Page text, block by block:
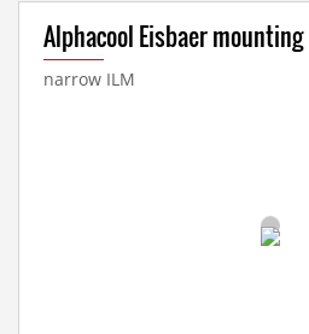
Alphacool Eisbaer
narrow ILM